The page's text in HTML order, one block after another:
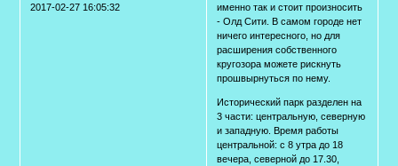
2017-02-27 16:05:32
именно так и стоит произносить
- Олд Сити. В самом городе нет
ничего интересного, но для
расширения собственного
кругозора можете рискнуть
прошвырнуться по нему.
Исторический парк разделен на
3 части: центральную, северную
и западную. Время работы
центральной: с 8 утра до 18
вечера, северной до 17.30,